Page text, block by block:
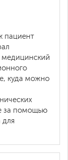
пациент
медицинский
куда можно
за помощью
для